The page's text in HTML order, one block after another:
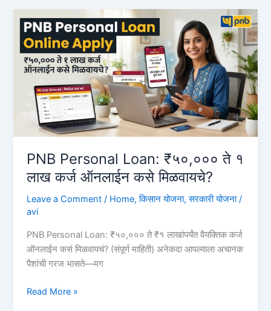
2026:
गाय
₹60,000
आणि
म्हैस
₹80,000
कर्ज
कसे
घ्यावे?
Pashu
Kisan
Credit
Card
PNB Personal Loan: ₹५०,००० ते १
लाख कर्ज ऑनलाईन कसे मिळवायचे?
Leave a Comment / Home,किसान योजना,सरकारी योजना/
avi
PNB Personal Loan: ₹५०,००० ते ₹१ लाखांपर्यंत वैयक्तिक कर्ज
ऑनलाईन कसं मिळवायचं? (संपूर्ण माहिती) अनेकदा आपल्याला अचानक
पैशांची गरज भासते—मग
PNB
Read More »